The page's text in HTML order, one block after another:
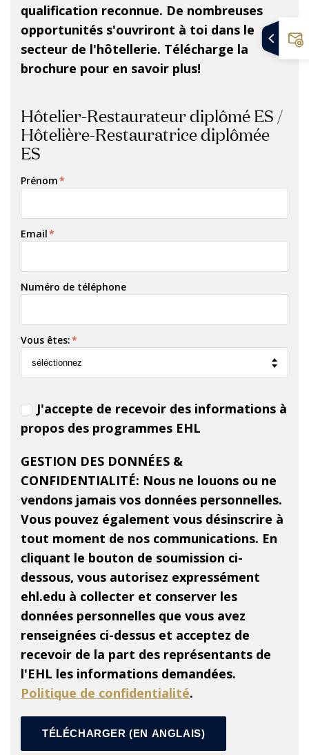
qualification reconnue. De nombreuses
opportunités s'ouvriront à toi dans le
secteur de l'hôtellerie. Télécharge la
brochure pour en savoir plus!
Hôtelier-Restaurateur diplômé ES /
Hôtelière-Restauratrice diplômée
ES
Prénom*
Email*
Numéro de téléphone
Vous êtes:*
J'accepte de recevoir des informations à
propos des programmes EHL
GESTION DES DONNÉES &
CONFIDENTIALITÉ: Nous ne louons ou ne
vendons jamais vos données personnelles.
Vous pouvez également vous désinscrire à
tout moment de nos communications. En
cliquant le bouton de soumission ci-
dessous, vous autorisez expressément
ehl.edu à collecter et conserver les
données personnelles que vous avez
renseignées ci-dessus et acceptez de
recevoir de la part des représentants de
l'EHL les informations demandées.
Politique de confidentialité.